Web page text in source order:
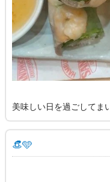
美味しい日を過ごしてま
👒🩵